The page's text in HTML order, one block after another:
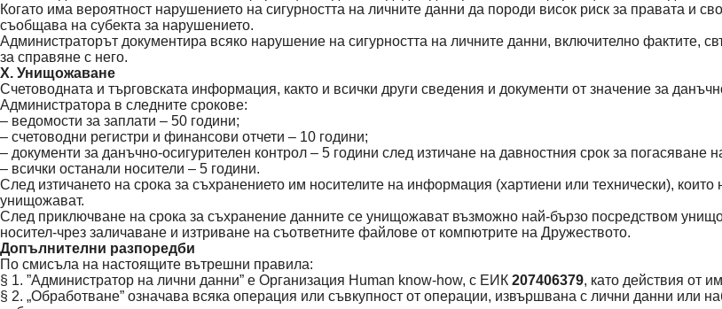
Когато има вероятност нарушението на сигурността на личните данни да породи висок риск за правата и
съобщава на субекта за нарушението.
Администраторът документира всяко нарушение на сигурността на личните данни, включително фактите,
за справяне с него.
X. Унищожаване
Счетоводната и търговската информация, както и всички други сведения и документи от значение за
Администратора в следните срокове:
– ведомости за заплати – 50 години;
– счетоводни регистри и финансови отчети – 10 години;
– документи за данъчно-осигурителен контрол – 5 години след изтичане на давностния срок за погасяване
– всички останали носители – 5 години.
След изтичането на срока за съхранението им носителите на информация (хартиени или технически),
унищожават.
След приключване на срока за съхранение данните се унищожават възможно най-бързо посредством
носител-чрез заличаване и изтриване на съответните файлове от компютрите на Дружеството.
Допълнителни разпоредби
По смисъла на настоящите вътрешни правила:
§ 1. ”Администратор на лични данни” е Организация Human know-how, с ЕИК 207406379, като действия от
§ 2. „Обработване” означава всяка операция или съвкупност от операции, извършвана с лични данни или